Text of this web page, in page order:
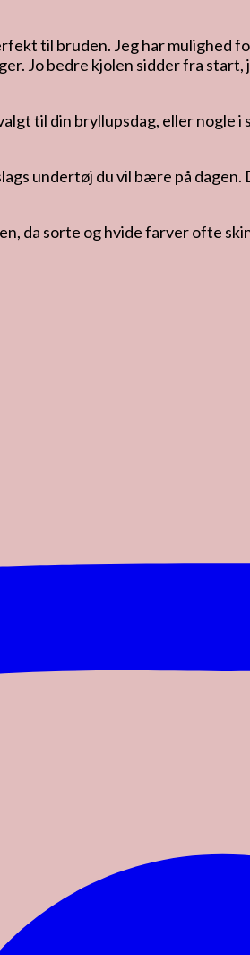
til bruden. Jeg har mulighed
Jo bedre kjolen sidder fra
til din bryllupsdag, eller nogle
undertøj du vil bære på
da sorte og hvide farver ofte